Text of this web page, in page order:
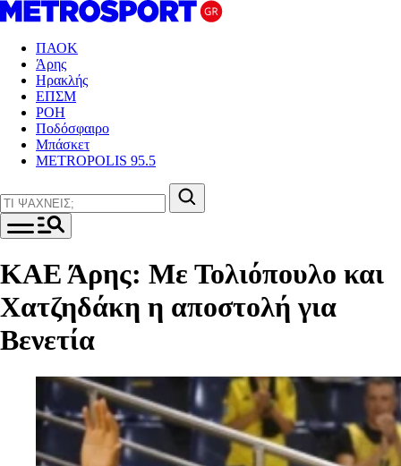
ΠΑΟΚ
Άρης
Ηρακλής
ΕΠΣΜ
ΡΟΗ
Ποδόσφαιρο
Μπάσκετ
METROPOLIS 95.5
ΚΑΕ Άρης: Με Τολιόπουλο και
Χατζηδάκη η αποστολή για
Βενετία